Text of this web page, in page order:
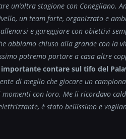
un’altra stagione con Conegliano.
un team forte, organizzato e
e gareggiare con obiettivi
abbiamo chiuso alla grande con la
potremo portare a casa altre
contare sul tifo del
di meglio che giocare un
con loro. Me li ricordavo
è stato bellissimo e